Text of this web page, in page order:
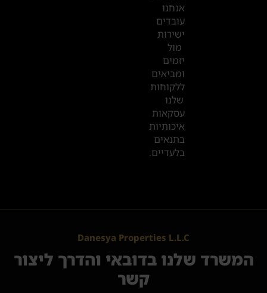
אנחנו
עובדים
ישירות
מול
יזמים
ומביאים
ללקוחות
שלנו
עסקאות
איכותיות
בתנאים
בלעדיים.
Danesya Properties L.L.C
המשרד שלנו בדובאי והדרך ליצור
קשר